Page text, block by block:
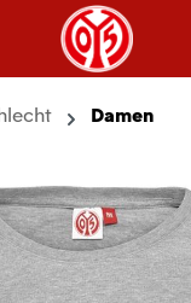
Damen